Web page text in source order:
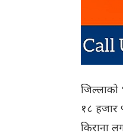
जिल्लाको
१८ हजार
किराना